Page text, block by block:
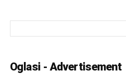
Oglasi - Advertisement